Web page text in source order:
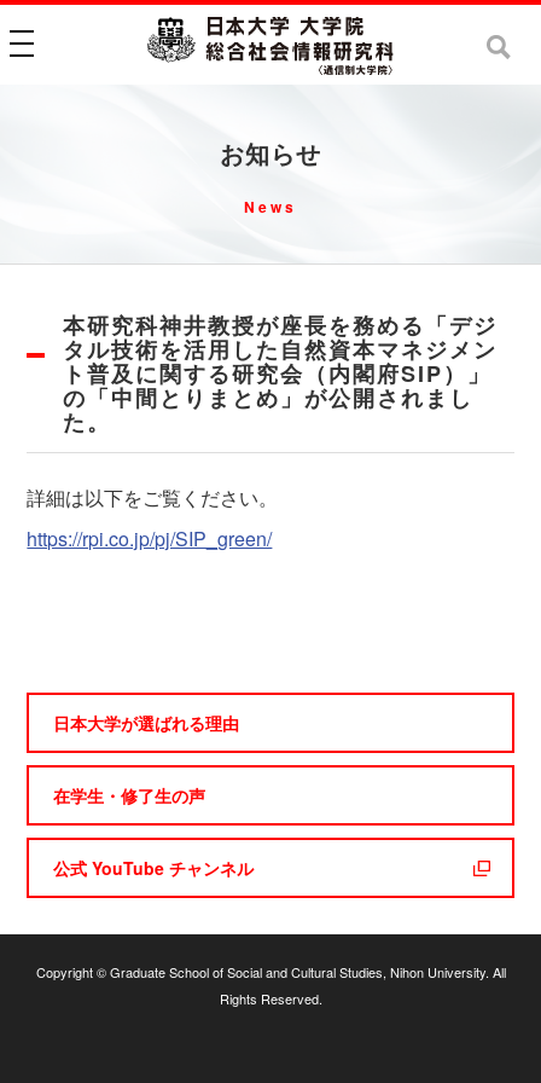
toggle navigation
お知らせ
News
本研究科神井教授が座長を務める「デジ
タル技術を活用した自然資本マネジメン
ト普及に関する研究会（内閣府SIP）」
の「中間とりまとめ」が公開されまし
た。
詳細は以下をご覧ください。
https://rpi.co.jp/pj/SIP_green/
日本大学が選ばれる理由
在学生・修了生の声
公式 YouTube チャンネル
Copyright © Graduate School of Social and Cultural Studies, Nihon University. All
Rights Reserved.